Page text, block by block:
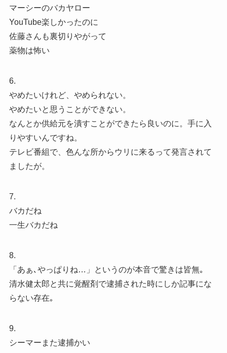
マーシーのバカヤロー
YouTube楽しかったのに
佐藤さんも裏切りやがって
薬物は怖い
6.
やめたいけれど、やめられない。
やめたいと思うことができない。
なんとか供給元を潰すことができたら良いのに。手に入
りやすいんですね。
テレビ番組で、色んな所からウリに来るって発言されて
ましたが。
7.
バカだね
一生バカだね
8.
「あぁ､やっぱりね…」というのが本音で驚きは皆無｡
清水健太郎と共に覚醒剤で逮捕された時にしか記事にな
らない存在｡
9.
シーマーまた逮捕かい